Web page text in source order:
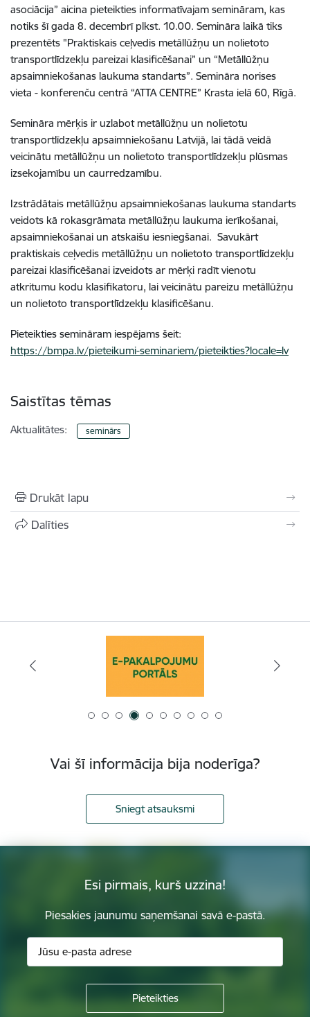
asociācija” aicina pieteikties informatīvajam semināram, kas
notiks šī gada 8. decembrī plkst. 10.00. Semināra laikā tiks
prezentēts "Praktiskais ceļvedis metāllūžņu un nolietoto
transportlīdzekļu pareizai klasificēšanai” un “Metāllūžņu
apsaimniekošanas laukuma standarts”. Semināra norises
vieta - konferenču centrā “ATTA CENTRE” Krasta ielā 60, Rīgā.
Semināra mērķis ir uzlabot metāllūžņu un nolietotu
transportlīdzekļu apsaimniekošanu Latvijā, lai tādā veidā
veicinātu metāllūžņu un nolietoto transportlīdzekļu plūsmas
izsekojamību un caurredzamību.
Izstrādātais metāllūžņu apsaimniekošanas laukuma standarts
veidots kā rokasgrāmata metāllūžņu laukuma ierīkošanai,
apsaimniekošanai un atskaišu iesniegšanai. Savukārt
praktiskais ceļvedis metāllūžņu un nolietoto transportlīdzekļu
pareizai klasificēšanai izveidots ar mērķi radīt vienotu
atkritumu kodu klasifikatoru, lai veicinātu pareizu metāllūžņu
un nolietoto transportlīdzekļu klasificēšanu.
Pieteikties semināram iespējams šeit:
https://bmpa.lv/pieteikumi-seminariem/pieteikties?locale=lv
Saistītas tēmas
Aktualitātes: seminārs
Drukāt lapu
Dalīties
Vai šī informācija bija noderīga?
Sniegt atsauksmi
Esi pirmais, kurš uzzina!
Piesakies jaunumu saņemšanai savā e-pastā.